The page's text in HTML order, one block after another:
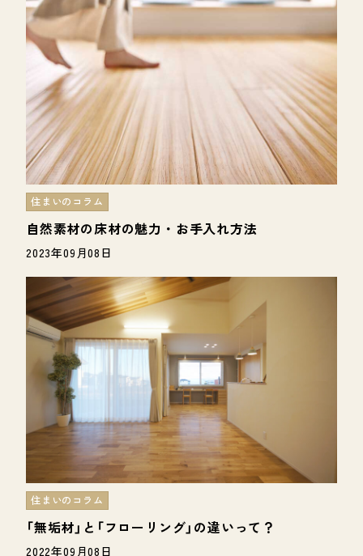
自然素材の床材の魅力・お手入れ方法
住まいのコラム
2023年09月08日
「無垢材」と「フローリング」の違いって？
住まいのコラム
2022年09月08日